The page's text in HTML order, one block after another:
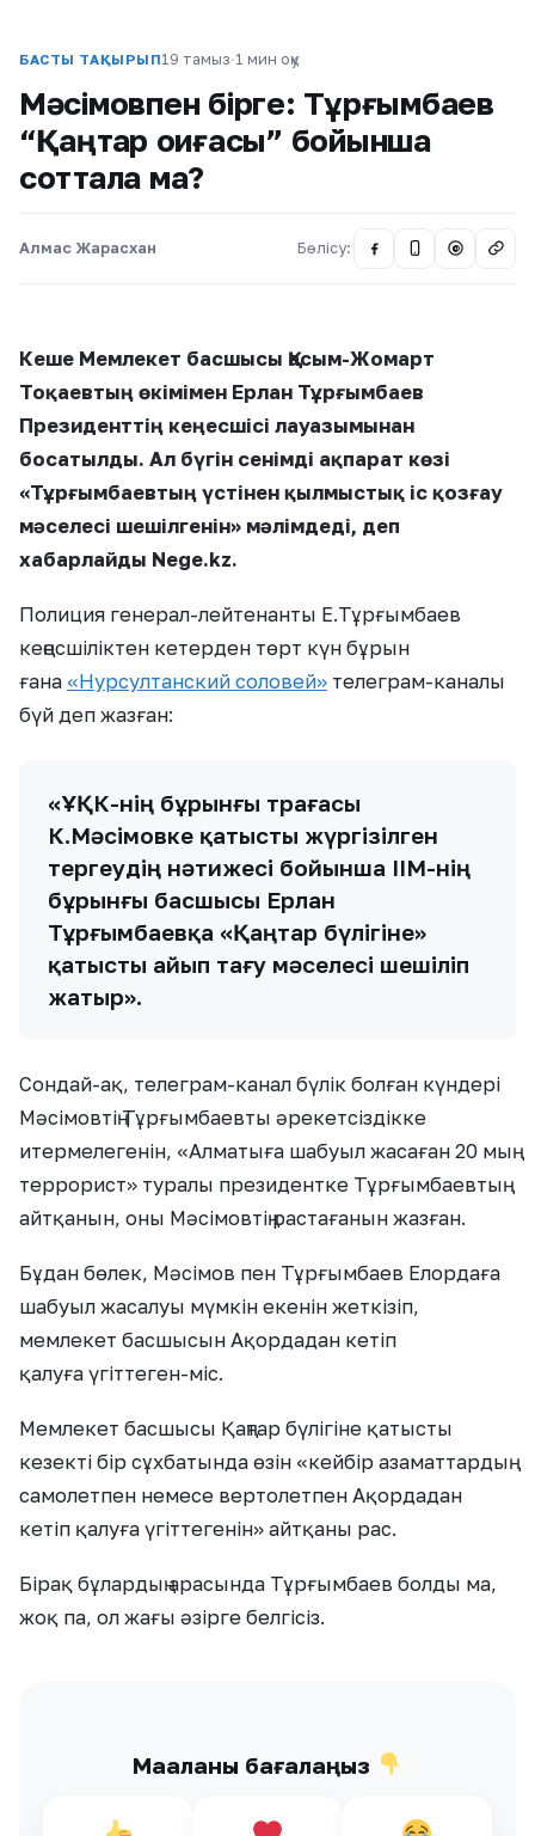
БАСТЫ ТАҚЫРЫП19 тамыз·1 мин оқу
Мәсімовпен бірге: Тұрғымбаев
“Қаңтар оқиғасы” бойынша
соттала ма?
Алмас Жарасхан Бөлісу: @
Кеше Мемлекет басшысы Қасым-Жомарт
Тоқаевтың өкімімен Ерлан Тұрғымбаев
Президенттің кеңесшісі лауазымынан
босатылды. Ал бүгін сенімді ақпарат көзі
«Тұрғымбаевтың үстінен қылмыстық іс қозғау
мәселесі шешілгенін» мәлімдеді, деп
хабарлайды Nege.kz.
Полиция генерал-лейтенанты Е.Тұрғымбаев
кеңесшіліктен кетерден төрт күн бұрын
ғана «Нурсултанский соловей» телеграм-каналы
бүй деп жазған:
«ҰҚК-нің бұрынғы төрағасы
К.Мәсімовке қатысты жүргізілген
тергеудің нәтижесі бойынша ІІМ-нің
бұрынғы басшысы Ерлан
Тұрғымбаевқа «Қаңтар бүлігіне»
қатысты айып тағу мәселесі шешіліп
жатыр».
Сондай-ақ, телеграм-канал бүлік болған күндері
Мәсімовтің Тұрғымбаевты әрекетсіздікке
итермелегенін, «Алматыға шабуыл жасаған 20 мың
террорист» туралы президентке Тұрғымбаевтың
айтқанын, оны Мәсімовтің растағанын жазған.
Бұдан бөлек, Мәсімов пен Тұрғымбаев Елордаға
шабуыл жасалуы мүмкін екенін жеткізіп,
мемлекет басшысын Ақордадан кетіп
қалуға үгіттеген-міс.
Мемлекет басшысы Қаңтар бүлігіне қатысты
кезекті бір сұхбатында өзін «кейбір азаматтардың
самолетпен немесе вертолетпен Ақордадан
кетіп қалуға үгіттегенін» айтқаны рас.
Бірақ бұлардың арасында Тұрғымбаев болды ма,
жоқ па, ол жағы әзірге белгісіз.
Мақаланы бағалаңыз